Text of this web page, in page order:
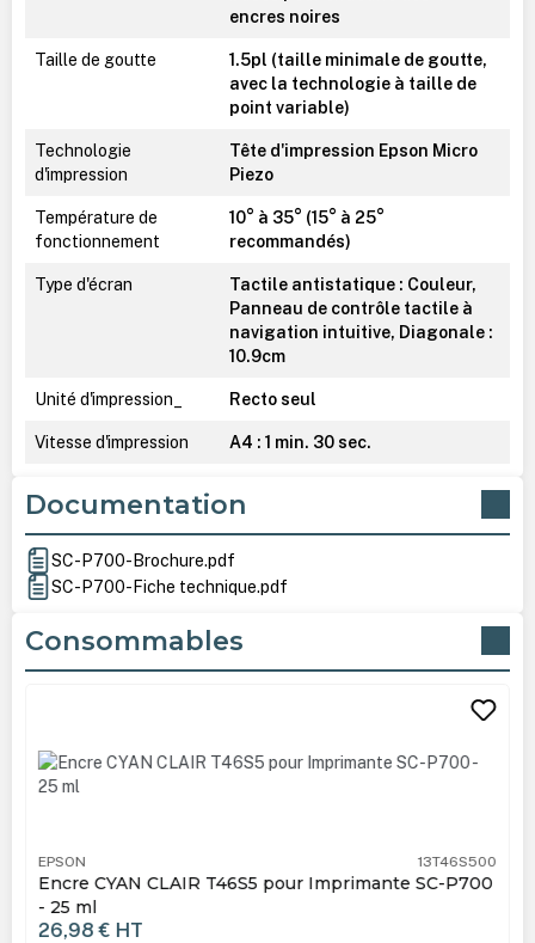
encres noires
Taille de goutte
1.5pl (taille minimale de goutte,
avec la technologie à taille de
point variable)
Technologie
d'impression
Tête d'impression Epson Micro
Piezo
Température de
fonctionnement
10° à 35° (15° à 25°
recommandés)
Type d'écran
Tactile antistatique : Couleur,
Panneau de contrôle tactile à
navigation intuitive, Diagonale :
10.9cm
Unité d'impression_ Recto seul
Vitesse d'impression A4 : 1 min. 30 sec.
Documentation
SC-P700-Brochure.pdf
SC-P700-Fiche technique.pdf
Consommables
EPSON 13T46S500
Encre CYAN CLAIR T46S5 pour Imprimante SC-P700
- 25 ml
26,98 € HT